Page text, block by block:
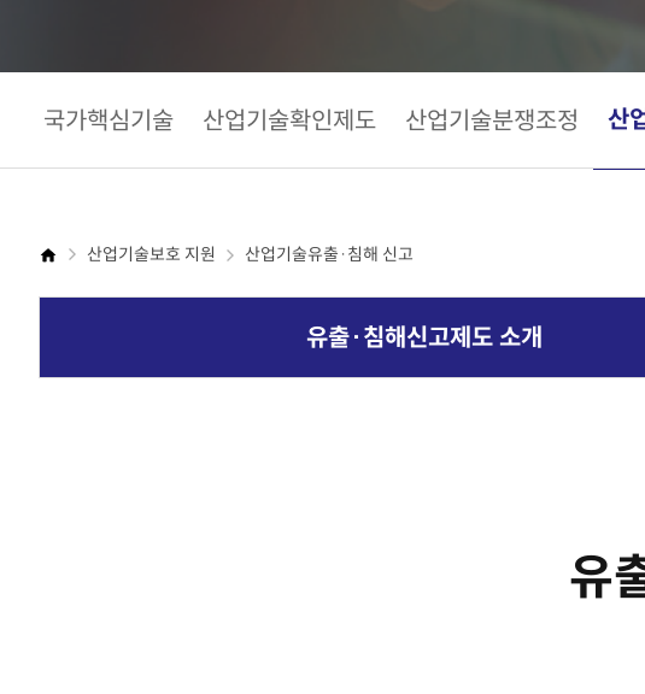
국가핵심기술 산업기술확인제도 산업기술분쟁조정 산
산업기술보호 지원 산업기술유출·침해 신고
유출·침해신고제도 소개
유